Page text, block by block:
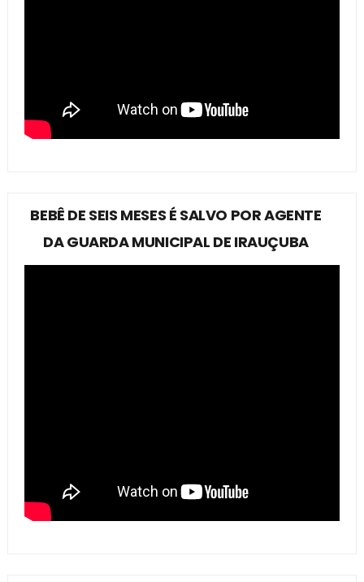
BEBÊ DE SEIS MESES É SALVO POR AGENTE
DA GUARDA MUNICIPAL DE IRAUÇUBA